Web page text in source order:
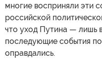
многие восприняли эти
российской
что уход Путина — лишь
последующие события
оправдались.